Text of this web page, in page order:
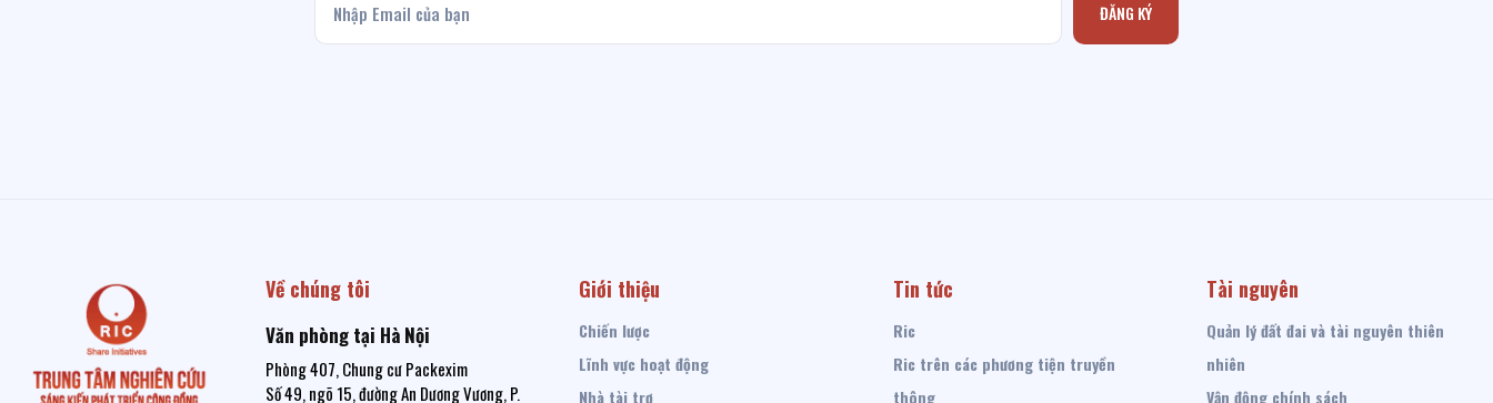
ĐĂNG KÝ
Về chúng tôi
Văn phòng tại Hà Nội
Phòng 407, Chung cư Packexim
Số 49, ngõ 15, đường An Dương Vương, P.
Giới thiệu
Chiến lược
Lĩnh vực hoạt động
Nhà tài trợ
Tin tức
Ric
Ric trên các phương tiện truyền
thông
Tài nguyên
Quản lý đất đai và tài nguyên thiên
nhiên
Vận động chính sách